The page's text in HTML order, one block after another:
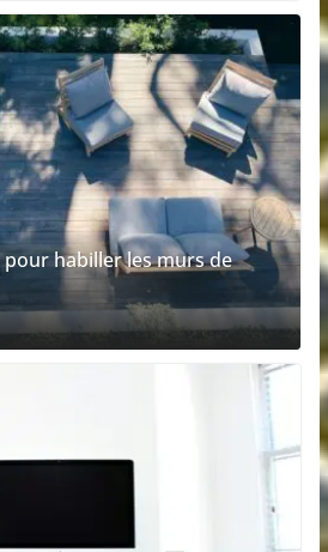
pour habiller les murs de